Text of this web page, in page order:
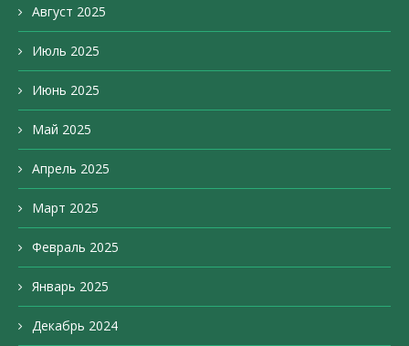
Август 2025
Июль 2025
Июнь 2025
Май 2025
Апрель 2025
Март 2025
Февраль 2025
Январь 2025
Декабрь 2024